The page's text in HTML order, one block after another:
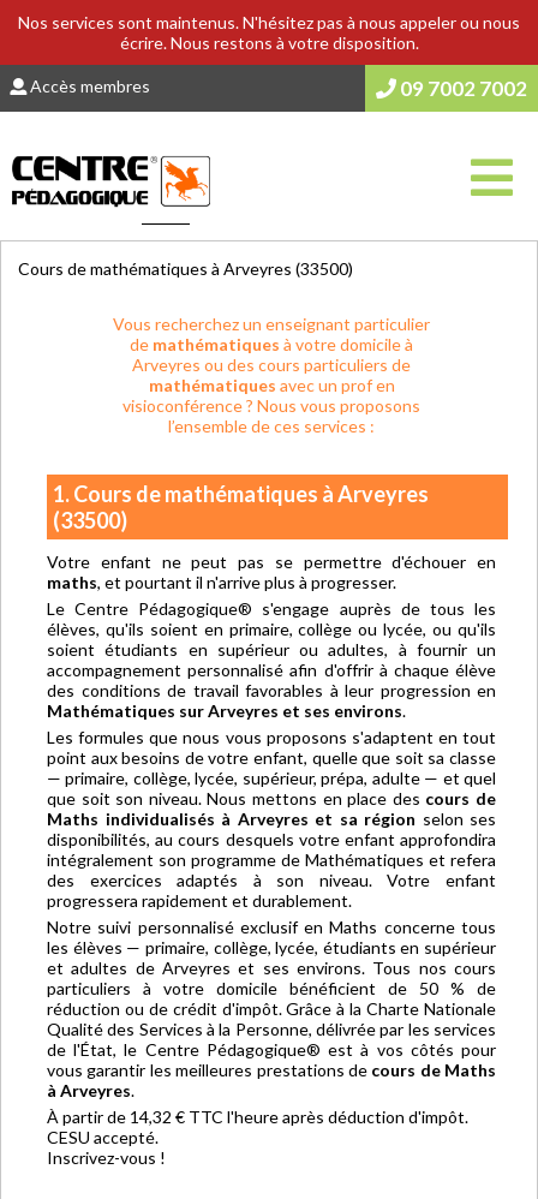
Nos services sont maintenus. N'hésitez pas à nous appeler ou nous
écrire. Nous restons à votre disposition.
Accès membres 09 7002 7002
Cours de mathématiques à Arveyres (33500)
Vous recherchez un enseignant particulier
de mathématiques à votre domicile à
Arveyres ou des cours particuliers de
mathématiques avec un prof en
visioconférence ? Nous vous proposons
l’ensemble de ces services :
1. Cours de mathématiques à Arveyres
(33500)
Votre enfant ne peut pas se permettre d'échouer en
maths, et pourtant il n'arrive plus à progresser.
Le Centre Pédagogique® s'engage auprès de tous les
élèves, qu'ils soient en primaire, collège ou lycée, ou qu'ils
soient étudiants en supérieur ou adultes, à fournir un
accompagnement personnalisé afin d'offrir à chaque élève
des conditions de travail favorables à leur progression en
Mathématiques sur Arveyres et ses environs.
Les formules que nous vous proposons s'adaptent en tout
point aux besoins de votre enfant, quelle que soit sa classe
— primaire, collège, lycée, supérieur, prépa, adulte — et quel
que soit son niveau. Nous mettons en place des cours de
Maths individualisés à Arveyres et sa région selon ses
disponibilités, au cours desquels votre enfant approfondira
intégralement son programme de Mathématiques et refera
des exercices adaptés à son niveau. Votre enfant
progressera rapidement et durablement.
Notre suivi personnalisé exclusif en Maths concerne tous
les élèves — primaire, collège, lycée, étudiants en supérieur
et adultes de Arveyres et ses environs. Tous nos cours
particuliers à votre domicile bénéficient de 50 % de
réduction ou de crédit d'impôt. Grâce à la Charte Nationale
Qualité des Services à la Personne, délivrée par les services
de l'État, le Centre Pédagogique® est à vos côtés pour
vous garantir les meilleures prestations de cours de Maths
à Arveyres.
À partir de 14,32 € TTC l'heure après déduction d'impôt.
CESU accepté.
Inscrivez-vous !